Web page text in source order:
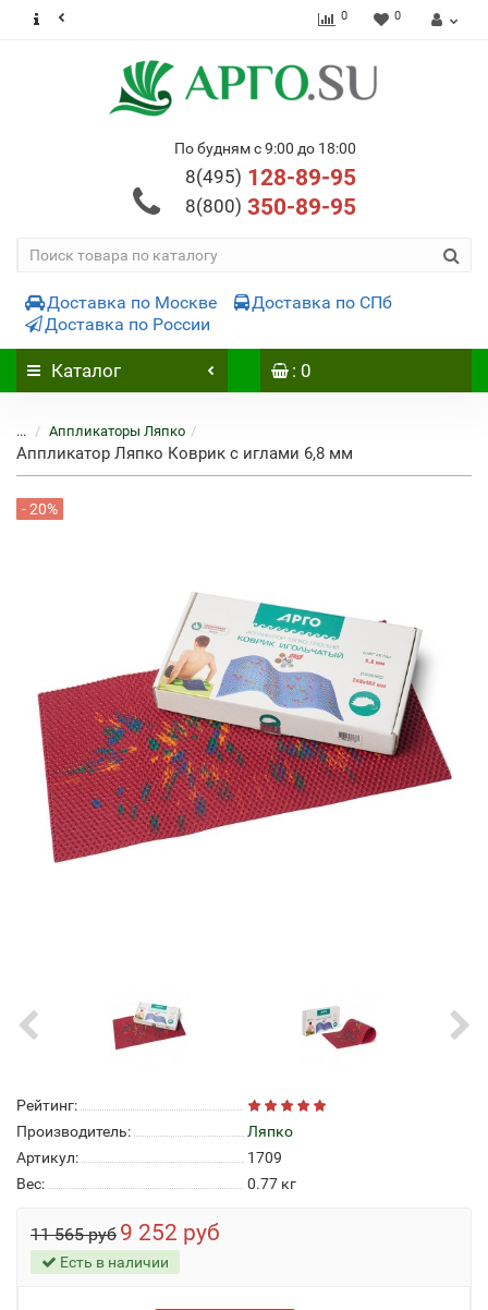
0 0
По будням с 9:00 до 18:00
8(495) 128-89-95
8(800) 350-89-95
Доставка по Москве
Доставка по СПб
Доставка по России
Каталог : 0
... Аппликаторы Ляпко
Аппликатор Ляпко Коврик с иглами 6,8 мм
- 20%
Рейтинг:
Производитель:
Ляпко
Артикул:
1709
Вес:
0.77 кг
11 565 руб 9 252 руб
Есть в наличии